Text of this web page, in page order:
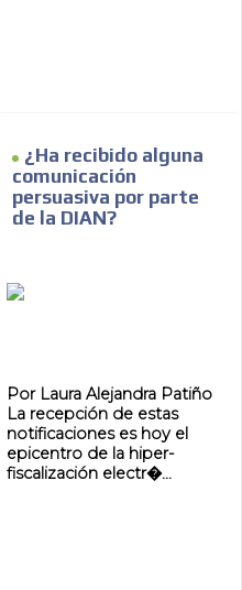
¿Ha recibido alguna
comunicación
persuasiva por parte
de la DIAN?
Por Laura Alejandra Patiño
La recepción de estas
notificaciones es hoy el
epicentro de la hiper-
fiscalización electr�...
ADVERTISEMENT